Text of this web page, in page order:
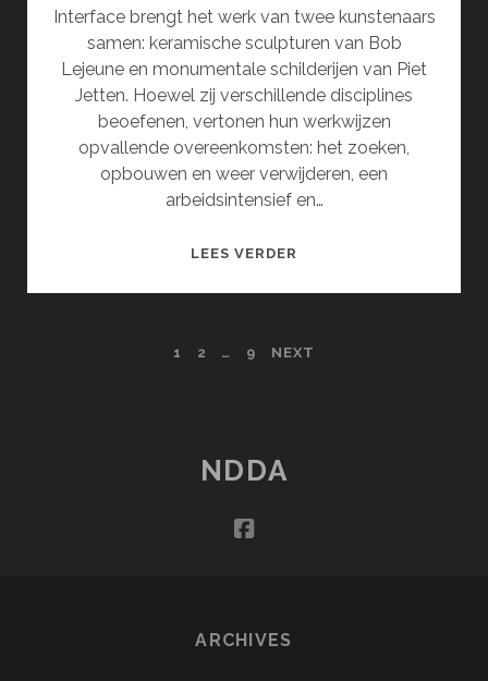
Interface brengt het werk van twee kunstenaars
samen: keramische sculpturen van Bob
Lejeune en monumentale schilderijen van Piet
Jetten. Hoewel zij verschillende disciplines
beoefenen, vertonen hun werkwijzen
opvallende overeenkomsten: het zoeken,
opbouwen en weer verwijderen, een
arbeidsintensief en…
LEES VERDER
1 2 … 9 NEXT
NDDA
facebook
ARCHIVES